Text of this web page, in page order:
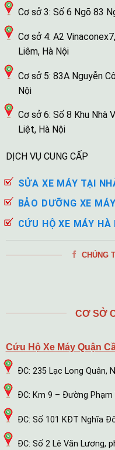
Cơ sở 3: Số 6 Ngõ 83
Cơ sở 4: A2
Liêm, Hà Nội
Cơ sở 5: 83A Nguyễn
Nội
Cơ sở 6: Số 8 Khu Nhà
Liệt, Hà Nội
DỊCH VỤ CUNG CẤP
SỬA XE MÁY TẠI
BẢO DƯỠNG XE
CỨU HỘ XE MÁY HÀ
CHÚNG
CƠ SỞ
Cứu Hộ Xe Máy Quận
ĐC: 235 Lạc Long Quân,
ĐC: Km 9 – Đường Phạm
ĐC: Số 101 KĐT Nghĩa
ĐC: Số 2 Lê Văn Lương,